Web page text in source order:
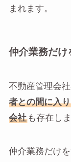
まれます。
仲介業務だけ
不動産管理会社
者との間に入
会社も存在しま
仲介業務だけ